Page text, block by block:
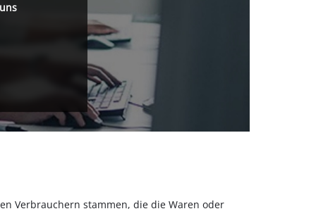
Verbrauchern stammen, die die Waren oder